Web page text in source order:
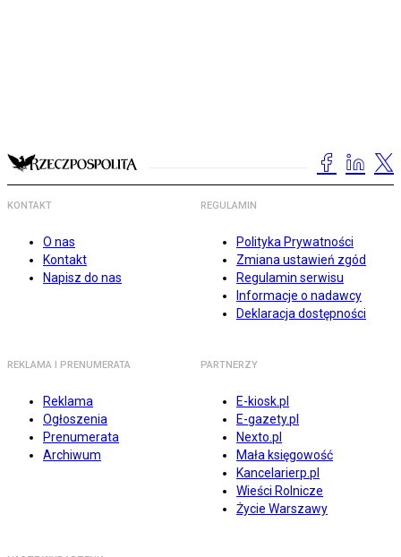
KONTAKT
O nas
Kontakt
Napisz do nas
REGULAMIN
Polityka Prywatności
Zmiana ustawień zgód
Regulamin serwisu
Informacje o nadawcy
Deklaracja dostępności
REKLAMA I PRENUMERATA
Reklama
Ogłoszenia
Prenumerata
Archiwum
PARTNERZY
E-kiosk.pl
E-gazety.pl
Nexto.pl
Mała księgowość
Kancelarierp.pl
Wieści Rolnicze
Życie Warszawy